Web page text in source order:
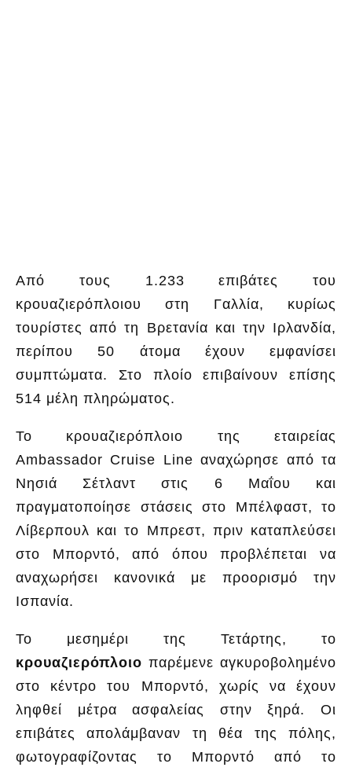
Από τους 1.233 επιβάτες του
κρουαζιερόπλοιου στη Γαλλία, κυρίως
τουρίστες από τη Βρετανία και την Ιρλανδία,
περίπου 50 άτομα έχουν εμφανίσει
συμπτώματα. Στο πλοίο επιβαίνουν επίσης
514 μέλη πληρώματος.
Το κρουαζιερόπλοιο της εταιρείας
Ambassador Cruise Line αναχώρησε από τα
Νησιά Σέτλαντ στις 6 Μαΐου και
πραγματοποίησε στάσεις στο Μπέλφαστ, το
Λίβερπουλ και το Μπρεστ, πριν καταπλεύσει
στο Μπορντό, από όπου προβλέπεται να
αναχωρήσει κανονικά με προορισμό την
Ισπανία.
Το μεσημέρι της Τετάρτης, το
κρουαζιερόπλοιο παρέμενε αγκυροβολημένο
στο κέντρο του Μπορντό, χωρίς να έχουν
ληφθεί μέτρα ασφαλείας στην ξηρά. Οι
επιβάτες απολάμβαναν τη θέα της πόλης,
φωτογραφίζοντας το Μπορντό από το